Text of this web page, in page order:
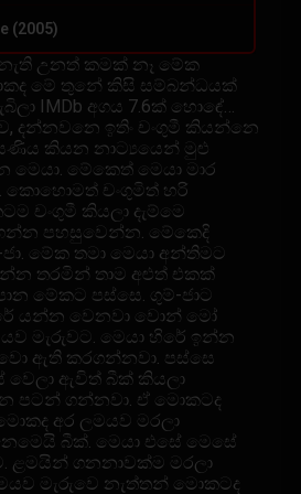
(2005)
උනත් කමක් නෑ මේක
මේ තුනේ කිසි සම්බන්ධයක්
IMDb අගය 7.6ක් හොඳේ…
දන්නවනෙ ඉතිං චංගුමී කියන්නෙ
කියන නාට්‍යයෙන් මුළු
මෙයා. මේකෙත් මෙයා මාර
කොහොමත් චංගුමිත් හරි
චංගුමී කියලා දැම්මෙ
පහසුවෙන්න. මේකෙදි
මේක තමා මෙයා අන්තිමට
තරමින් තාම අළුත් එකක්
මේකට පස්සෙ. ගුම්-ජාට
යන්න වෙනවා වොන් මෝ
මැරුවට. මෙයා හිරේ ඉන්න
ඇති කරගන්නවා. පස්සෙ
වෙලා ඇවිත් බීක් කියලා
පටන් ගන්නවා. ඒ මොකටද
අර ලමයව මරලා
බීක්. මෙයා එසේ මෙසේ
ළමයින් ගනනාවක්ම මරලා
මැරුවෙ නැත්තන් මොකටද